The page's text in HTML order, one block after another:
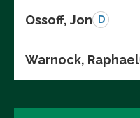
Ossoff, Jon D
Warnock, Raphael